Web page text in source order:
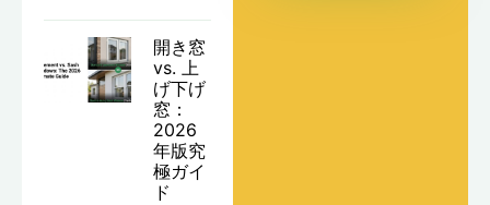
開き窓
vs. 上
げ下げ
窓：
2026
年版究
極ガイ
ド